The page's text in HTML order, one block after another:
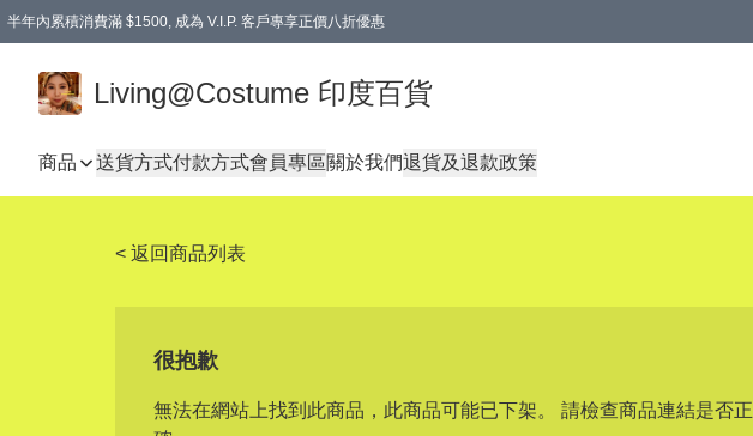
半年內累積消費滿 $1500, 成為 V.I.P. 客戶專享正價八折優惠
Living@Costume 印度百貨
商品 送貨方式付款方式會員專區關於我們退貨及退款政策
< 返回商品列表
很抱歉
無法在網站上找到此商品，此商品可能已下架。 請檢查商品連結是否正